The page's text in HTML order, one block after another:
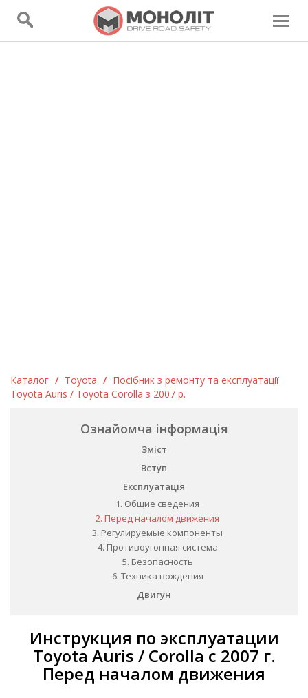
Каталог / Toyota / Посібник з ремонту та експлуатації
Toyota Auris / Toyota Corolla з 2007 р.
Ознайомча інформація
Зміст
Вступ
Експлуатація
1. Общие сведения
2. Перед началом движения
3. Регулируемые компоненты
4. Противоугонная система
5. Безопасность
6. Техника вождения
Двигун
Инструкция по эксплуатации
Toyota Auris / Corolla с 2007 г.
Перед началом движения